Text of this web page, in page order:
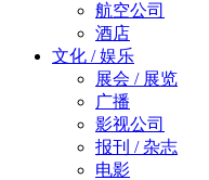
航空公司
酒店
文化 / 娱乐
展会 / 展览
广播
影视公司
报刊 / 杂志
电影